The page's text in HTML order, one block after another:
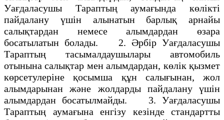
Уағдаласушы Тараптың аумағында көлiкті
пайдалану үшiн алынатын барлық арнайы
салықтардан немесе алымдардан өзара
босатылатын болады. 2. Әрбiр Уағдаласушы
Тараптың тасымалдаушылары автомобиль
отынына салықтар мен алымдардан, көлiк қызмет
көрсетулерiне қосымша құн салығынан, жол
алымдарынан және жолдарды пайдалану үшiн
алымдардан босатылмайды. 3. Уағдаласушы
Тараптың аумағына енгiзу кезiнде стандартты